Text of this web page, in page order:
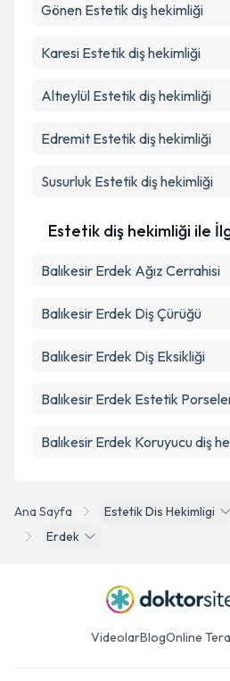
Ana Sayfa Estetik Dis Hekimligi
Erdek
Gönen Estetik diş hekimliği
Karesi Estetik diş hekimliği
Altıeylül Estetik diş hekimliği
Edremit Estetik diş hekimliği
Susurluk Estetik diş hekimliği
Estetik diş hekimliği ile
Balıkesir Erdek Ağız Cerrahisi
Balıkesir Erdek Diş Çürüğü
Balıkesir Erdek Diş Eksikliği
Balıkesir Erdek Estetik
Balıkesir Erdek Koruyucu diş
VideolarBlogOnline